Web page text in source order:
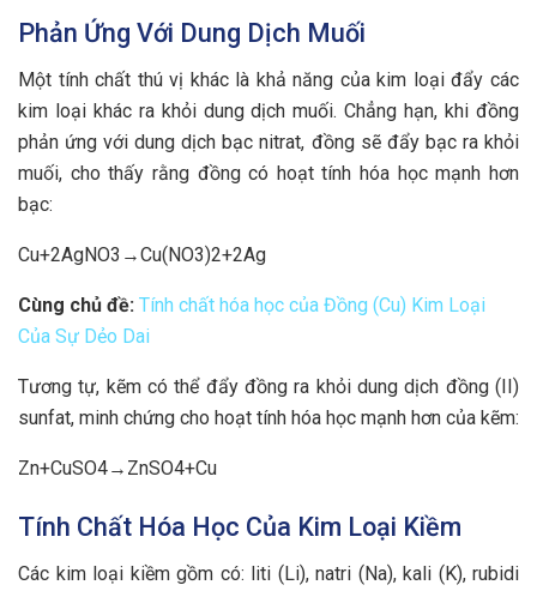
Phản Ứng Với Dung Dịch Muối
Một tính chất thú vị khác là khả năng của kim loại đẩy các
kim loại khác ra khỏi dung dịch muối. Chẳng hạn, khi đồng
phản ứng với dung dịch bạc nitrat, đồng sẽ đẩy bạc ra khỏi
muối, cho thấy rằng đồng có hoạt tính hóa học mạnh hơn
bạc:
Cu+2AgNO3→Cu(NO3)2+2Ag
Cùng chủ đề: Tính chất hóa học của Đồng (Cu) Kim Loại
Của Sự Dẻo Dai
Tương tự, kẽm có thể đẩy đồng ra khỏi dung dịch đồng (II)
sunfat, minh chứng cho hoạt tính hóa học mạnh hơn của kẽm:
Zn+CuSO4→ZnSO4+Cu
Tính Chất Hóa Học Của Kim Loại Kiềm
Các kim loại kiềm gồm có: liti (Li), natri (Na), kali (K), rubidi